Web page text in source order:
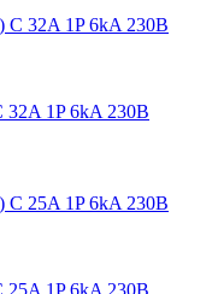
32A 1P 6kA 230В
25A 1P 6kA 230В